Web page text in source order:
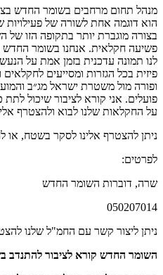
מנהל תחום מרחבים בשומר החדש
הוא דוגמה אחת לשורה של פעילויות
בצורה מוגברת יותר בתקופה הזו של
פשיעה חקלאית. אנחנו בשומר החדש
לנו תמונה עדכנית בזמן אמת על
פיזית בכל הגזרות ומסייעים
ופורה מול משטרת ישראל מג״ב
פועלים. אני קורא לציבור שיכול
על החקלאות שלנו לבוא ולהצטרף
ניתן להצטרף אלינו לסקר בשטח, או
לפרטים:
שרה, דוברות השומר החדש
050207014
ניתן ליצור קשר עם החמ"ל שלנו
השומר החדש קורא לציבור להתנדב